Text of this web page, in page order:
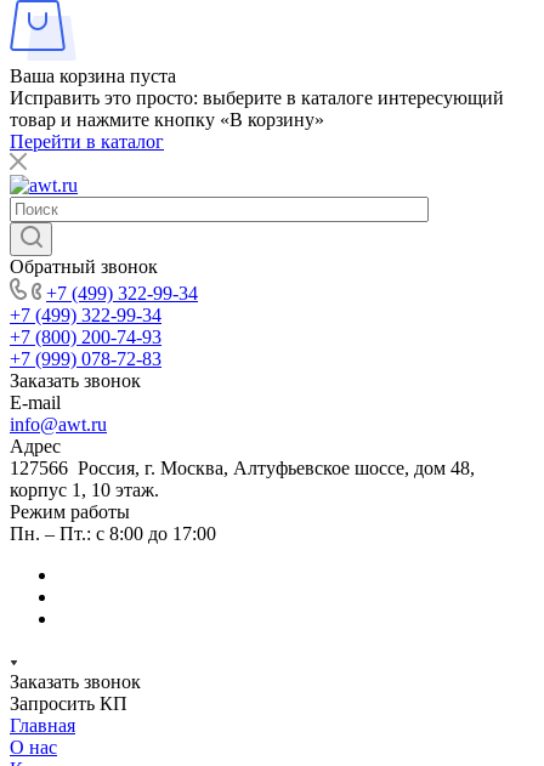
Ваша корзина пуста
Исправить это просто: выберите в каталоге интересующий
товар и нажмите кнопку «В корзину»
Перейти в каталог
Обратный звонок
+7 (499) 322-99-34
+7 (499) 322-99-34
+7 (800) 200-74-93
+7 (999) 078-72-83
Заказать звонок
E-mail
info@awt.ru
Адрес
127566 Россия, г. Москва, Алтуфьевское шоссе, дом 48,
корпус 1, 10 этаж.
Режим работы
Пн. – Пт.: с 8:00 до 17:00
Заказать звонок
Запросить КП
Главная
О нас